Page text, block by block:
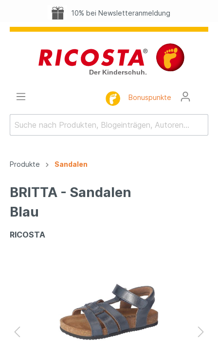
10% bei Newsletteranmeldung
Bonuspunkte
Produkte Sandalen
BRITTA - Sandalen
Blau
RICOSTA